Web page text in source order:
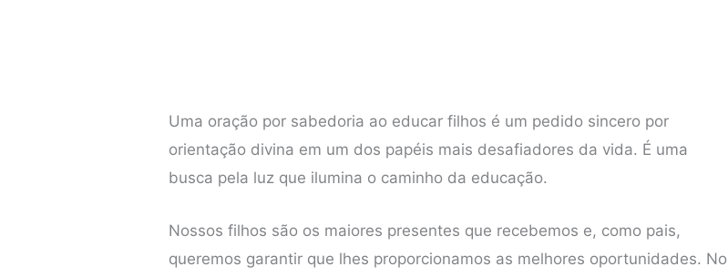
Uma oração por sabedoria ao educar filhos é um pedido sincero por
orientação divina em um dos papéis mais desafiadores da vida. É uma
busca pela luz que ilumina o caminho da educação.
Nossos filhos são os maiores presentes que recebemos e, como pais,
queremos garantir que lhes proporcionamos as melhores oportunidades. No